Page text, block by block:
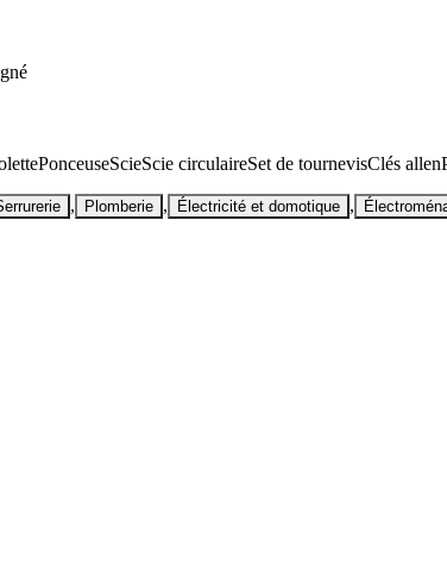
PonceuseScieScie circulaireSet de tournevisClés allen
, Plomberie , Électricité et domotique ,